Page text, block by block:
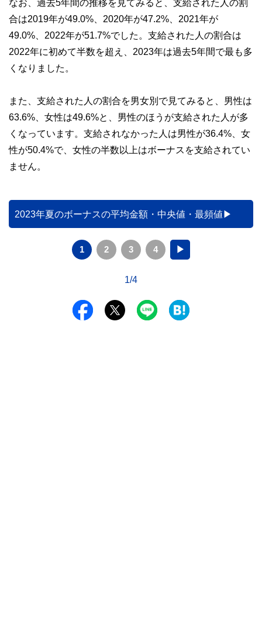
なお、過去5年間の推移を見てみると、支給された人の割
合は2019年が49.0%、2020年が47.2%、2021年が
49.0%、2022年が51.7%でした。支給された人の割合は
2022年に初めて半数を超え、2023年は過去5年間で最も多
くなりました。
また、支給された人の割合を男女別で見てみると、男性は
63.6%、女性は49.6%と、男性のほうが支給された人が多
くなっています。支給されなかった人は男性が36.4%、女
性が50.4%で、女性の半数以上はボーナスを支給されてい
ません。
2023年夏のボーナスの平均金額・中央値・最頻値
1 2 3 4 ▶
1/4